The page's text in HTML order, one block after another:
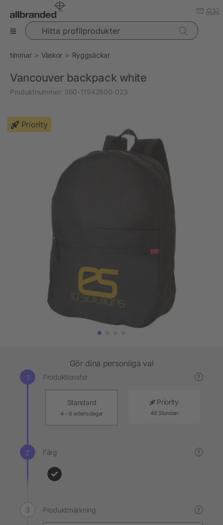
Hitta profilprodukter
timmar Väskor Ryggsäckar
Vancouver backpack white
Produktnummer: 360-11942800-023
Priority
Gör dina personliga val
Produktionstid ?
Standard
4 - 6 arbetsdagar
Priority
48 Stunden
Färg ?
Produktmärkning ?